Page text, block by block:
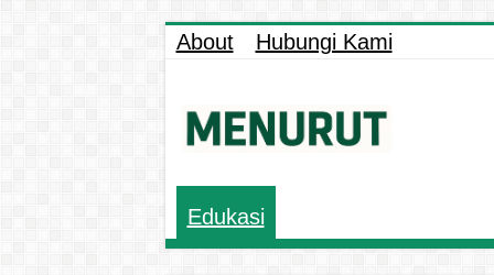
About Hubungi Kami
Edukasi